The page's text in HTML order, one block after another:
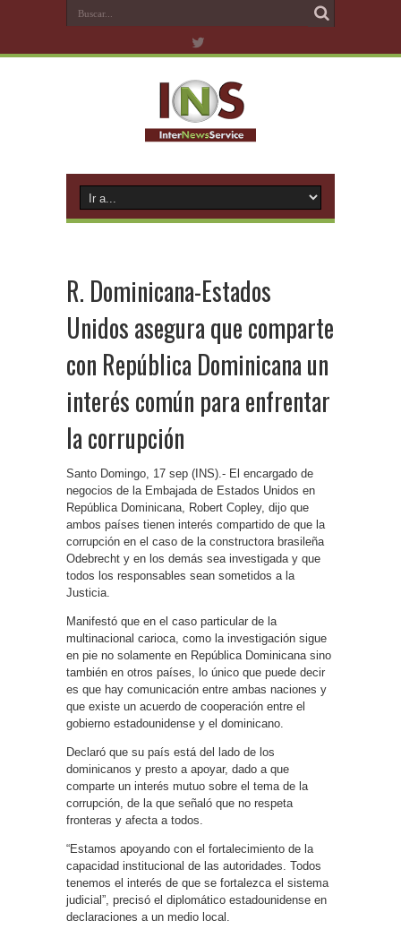
R. Dominicana-Estados
Unidos asegura que comparte
con República Dominicana un
interés común para enfrentar
la corrupción
Santo Domingo, 17 sep (INS).- El encargado de
negocios de la Embajada de Estados Unidos en
República Dominicana, Robert Copley, dijo que
ambos países tienen interés compartido de que la
corrupción en el caso de la constructora brasileña
Odebrecht y en los demás sea investigada y que
todos los responsables sean sometidos a la
Justicia.
Manifestó que en el caso particular de la
multinacional carioca, como la investigación sigue
en pie no solamente en República Dominicana sino
también en otros países, lo único que puede decir
es que hay comunicación entre ambas naciones y
que existe un acuerdo de cooperación entre el
gobierno estadounidense y el dominicano.
Declaró que su país está del lado de los
dominicanos y presto a apoyar, dado a que
comparte un interés mutuo sobre el tema de la
corrupción, de la que señaló que no respeta
fronteras y afecta a todos.
“Estamos apoyando con el fortalecimiento de la
capacidad institucional de las autoridades. Todos
tenemos el interés de que se fortalezca el sistema
judicial”, precisó el diplomático estadounidense en
declaraciones a un medio local.